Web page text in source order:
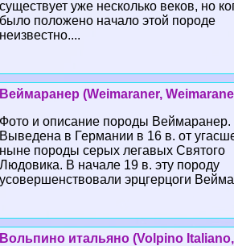
существует уже несколько веков, но
было положено начало этой породе
неизвестно....
Веймаранер (Weimaraner,
Фото и описание породы Веймаранер.
Выведена в Германии в 16 в. от
ныне породы серых легавых Святого
Людовика. В начале 19 в. эту породу
усовершенствовали эрцгерцоги
Вольпино итальяно (Volpino